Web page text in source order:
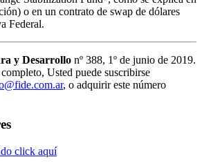
o en un contrato de swap de dólares
Federal.
y Desarrollo nº 388, 1º de junio de 2019.
Usted puede suscribirse
, o adquirir este número
click aquí